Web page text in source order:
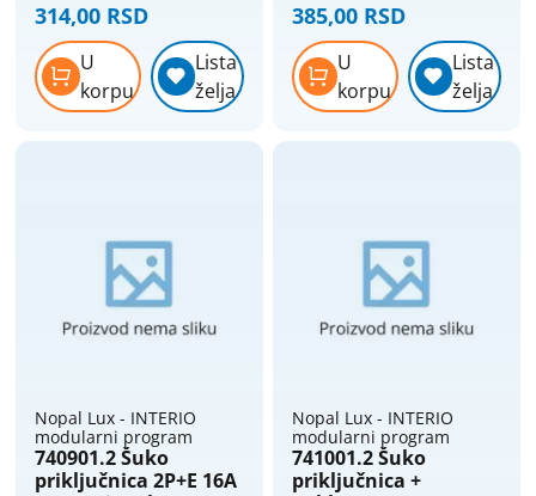
table
ormani
- strujni razdelnici
i releji
i prenosne priključnice
314,00 RSD
U
korpu
Lista
želja
385,00 RSD
U
korpu
Lista
želja
Nopal Lux - INTERIO
modularni program
740901.2 Šuko
priključnica 2P+E 16A
Nopal Lux - INTERIO
modularni program
741001.2 Šuko
priključnica +